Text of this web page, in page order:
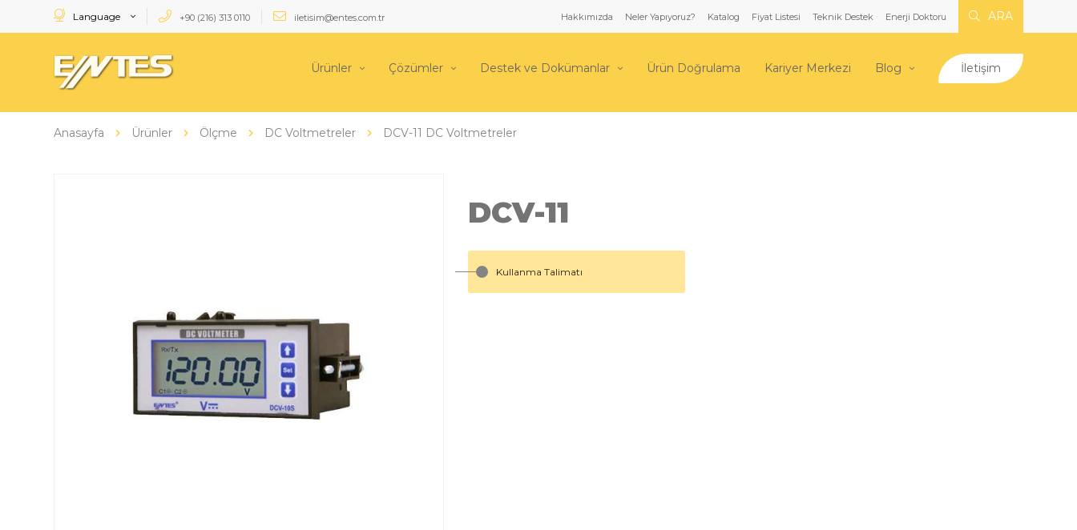
Language +90 (216) 313 0110 iletisim@entes.com.tr Hakkımızda Neler Yapıyoruz? Katalog Fiyat Listesi Teknik Destek Enerji Doktoru ARA
Ürünler Çözümler Destek ve Dokümanlar Ürün Doğrulama Kariyer Merkezi Blog İletişim
Anasayfa Ürünler Ölçme DC Voltmetreler DCV-11 DC Voltmetreler
DCV-11
Kullanma Talimatı